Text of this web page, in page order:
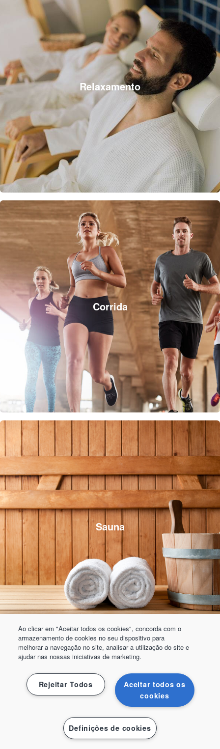
Relaxamento
Corrida
Sauna
Ao clicar em "Aceitar todos os cookies", concorda com o
armazenamento de cookies no seu dispositivo para
melhorar a navegação no site, analisar a utilização do site e
ajudar nas nossas iniciativas de marketing.
Aceitar todos os
cookies
Rejeitar Todos
Definições de cookies